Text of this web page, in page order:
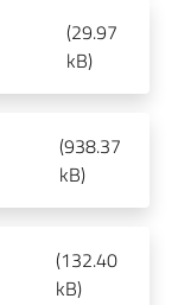
(29.97
kB)
(938.37
kB)
(132.40
kB)